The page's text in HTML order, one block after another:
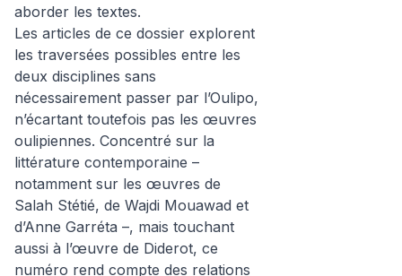
aborder les textes.
Les articles de ce dossier explorent
les traversées possibles entre les
deux disciplines sans
nécessairement passer par l’Oulipo,
n’écartant toutefois pas les œuvres
oulipiennes. Concentré sur la
littérature contemporaine –
notamment sur les œuvres de
Salah Stétié, de Wajdi Mouawad et
d’Anne Garréta –, mais touchant
aussi à l’œuvre de Diderot, ce
numéro rend compte des relations